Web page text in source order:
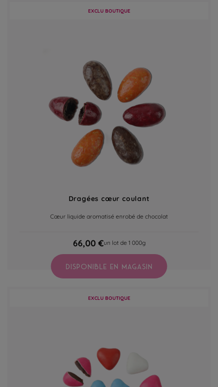
EXCLU BOUTIQUE
Dragées cœur coulant
Cœur liquide aromatisé enrobé de chocolat
66,00 €un lot de 1 000g
DISPONIBLE EN MAGASIN
EXCLU BOUTIQUE